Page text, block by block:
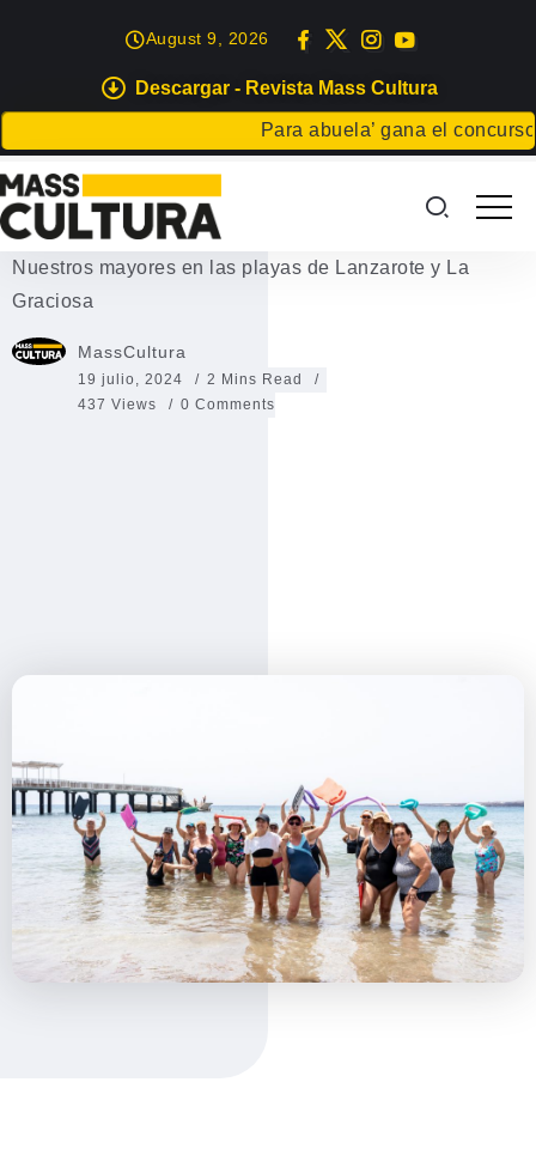
Descargar - Revista Mass Cultura
Para abuela’ gana el concurso
August 9, 2026
EVENTOS
Nuestros mayores en las playas
de Lanzarote y La Graciosa
Nuestros mayores en las playas de Lanzarote y La
Graciosa
MassCultura
19 julio, 2024
2 Mins Read
437 Views
0 Comments